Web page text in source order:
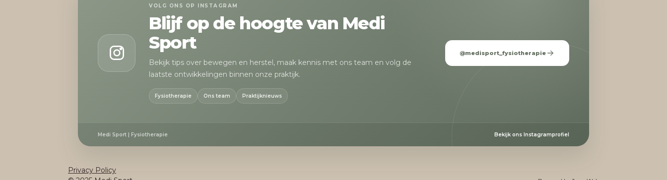
VOLG ONS OP INSTAGRAM
Blijf op de hoogte van Medi
Sport
Bekijk tips over bewegen en herstel, maak kennis met ons team en volg de
laatste ontwikkelingen binnen onze praktijk.
Fysiotherapie Ons team Praktijknieuws
@medisport_fysiotherapie
Medi Sport | Fysiotherapie Bekijk ons Instagramprofiel
Privacy Policy